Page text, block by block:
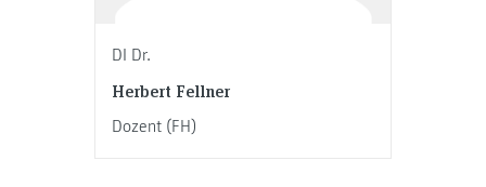
DI Dr.
Herbert Fellner
Dozent (FH)